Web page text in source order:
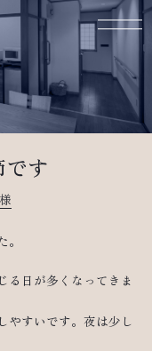
す
る日が多くなってきま
やすいです。夜は少し